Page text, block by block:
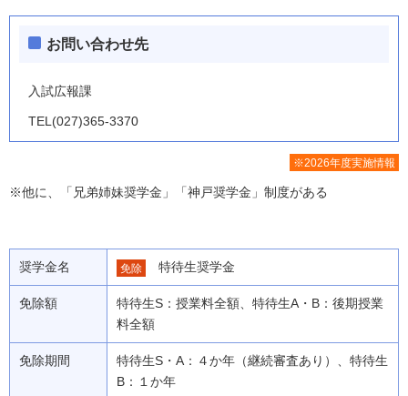
お問い合わせ先
入試広報課
TEL(027)365-3370
※2026年度実施情報
※他に、「兄弟姉妹奨学金」「神戸奨学金」制度がある
奨学金名 免除 特待生奨学金
免除額
特待生S：授業料全額、特待生A・B：後期授業
料全額
免除期間
特待生S・A：４か年（継続審査あり）、特待生
B：１か年